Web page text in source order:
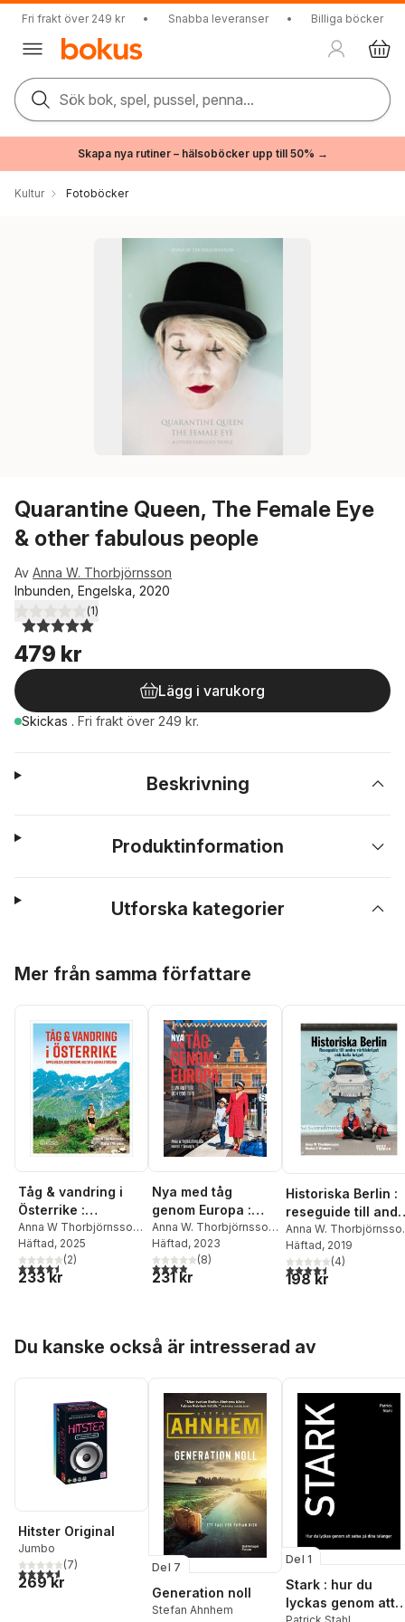
Fri frakt över 249 kr • Snabba leveranser • Billiga böcker
Sök bok, spel, pussel, penna...
Skapa nya rutiner – hälsoböcker upp till 50% →
Kultur Fotoböcker
Quarantine Queen, The Female Eye
& other fabulous people
Av Anna W. Thorbjörnsson
Inbunden, Engelska, 2020
5,0utav 5 stjärnor. Totalt antal röster:
(1)
479 kr
Lägg i varukorg
Skickas . Fri frakt över 249 kr.
Beskrivning
Produktinformation
Utforska kategorier
Mer från samma författare
Tåg & vandring i
Österrike :
upplevelser,
gastronomi, kultur
& vackra sträckor
Anna W Thorbjörnsson ,
Marko T Wramén
Häftad, 2025
4,5utav 5 stjärnor. Totalt antal röster:
(2)
233 kr
Nya med tåg
genom Europa :
elva rutter och 650
tips
Anna W. Thorbjörnsson ,
Marko T. Wramén
Häftad, 2023
3,9utav 5 stjärnor. Totalt antal röster:
(8)
231 kr
Historiska Berlin :
reseguide till
världskriget och
kalla kriget
Anna W.
Marko T. Wramén
Häftad, 2019
4,5utav 5 stjärnor.
(4)
198 kr
Du kanske också är intresserad av
Hitster Original
Jumbo
4,6utav 5 stjärnor. Totalt antal röster:
(7)
269 kr
Del 7
Generation noll
Stefan Ahnhem
Del 1
Stark : hur du
lyckas genom att